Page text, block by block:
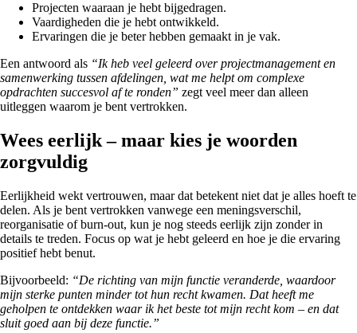
Projecten waaraan je hebt bijgedragen.
Vaardigheden die je hebt ontwikkeld.
Ervaringen die je beter hebben gemaakt in je vak.
Een antwoord als “Ik heb veel geleerd over projectmanagement en
samenwerking tussen afdelingen, wat me helpt om complexe
opdrachten succesvol af te ronden” zegt veel meer dan alleen
uitleggen waarom je bent vertrokken.
Wees eerlijk – maar kies je woorden
zorgvuldig
Eerlijkheid wekt vertrouwen, maar dat betekent niet dat je alles hoeft te
delen. Als je bent vertrokken vanwege een meningsverschil,
reorganisatie of burn-out, kun je nog steeds eerlijk zijn zonder in
details te treden. Focus op wat je hebt geleerd en hoe je die ervaring
positief hebt benut.
Bijvoorbeeld: “De richting van mijn functie veranderde, waardoor
mijn sterke punten minder tot hun recht kwamen. Dat heeft me
geholpen te ontdekken waar ik het beste tot mijn recht kom – en dat
sluit goed aan bij deze functie.”